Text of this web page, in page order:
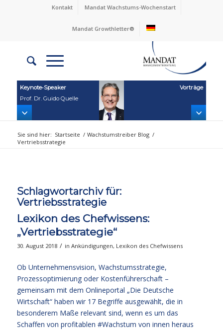
Kontakt Mandat Wachstums-Wochenstart
Mandat Growthletter®
Keynote‑Speaker
Prof. Dr. Guido Quelle
Vorträge
Sie sind hier: Startseite / Wachstumstreiber Blog /
Vertriebsstrategie
Schlagwortarchiv für:
Vertriebsstrategie
Lexikon des Chefwissens:
„Vertriebsstrategie“
30. August 2018 / in Ankündigungen, Lexikon des Chefwissens
Ob Unternehmensvision, Wachstumsstrategie,
Prozessoptimierung oder Kostenführerschaft –
gemeinsam mit dem Onlineportal „Die Deutsche
Wirtschaft“ haben wir 17 Begriffe ausgewählt, die in
besonderem Maße relevant sind, wenn es um das
Schaffen von profitablen #Wachstum von innen heraus